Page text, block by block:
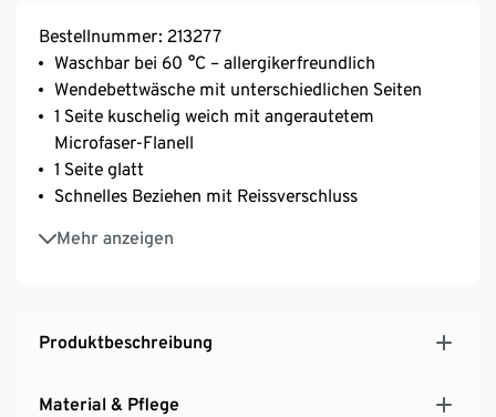
Bestellnummer: 213277
Waschbar bei 60 °C – allergikerfreundlich
Wendebettwäsche mit unterschiedlichen Seiten
1 Seite kuschelig weich mit angerautetem
Microfaser-Flanell
1 Seite glatt
Schnelles Beziehen mit Reissverschluss
Mehr anzeigen
Schnelltrocknend und bügelfrei
Produktbeschreibung
Material & Pflege